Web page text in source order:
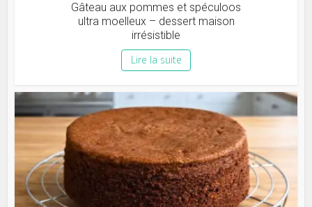
Gâteau aux pommes et spéculoos
ultra moelleux – dessert maison
irrésistible
Lire la suite